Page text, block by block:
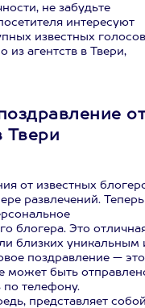
не забудьте
интересуют
известных
из агентств в Твери,
от
Твери
от известных
развлечений.
блогера. Это
близких уникальным
поздравление — это
может быть
по телефону.
представляет